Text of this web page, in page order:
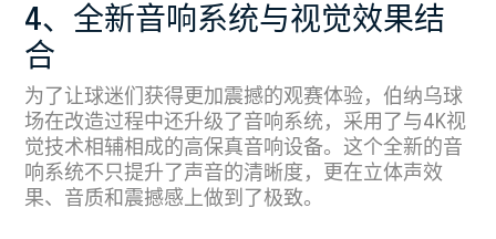
4、全新音响系统与视觉效果结
合
为了让球迷们获得更加震撼的观赛体验，伯纳乌球
场在改造过程中还升级了音响系统，采用了与4K视
觉技术相辅相成的高保真音响设备。这个全新的音
响系统不只提升了声音的清晰度，更在立体声效
果、音质和震撼感上做到了极致。